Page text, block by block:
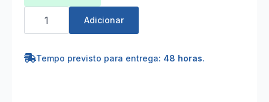
Quantidade
Detetor
com
Adicionar
Tempo previsto para entrega: 48 horas.